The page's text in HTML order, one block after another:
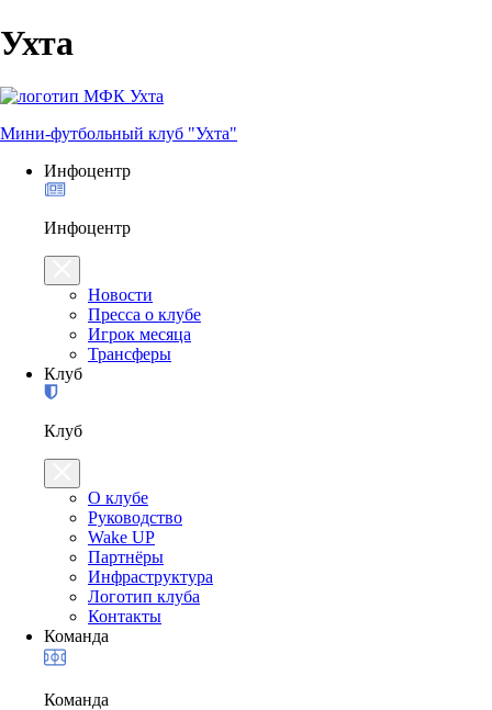
Ухта
Мини-футбольный клуб "Ухта"
Инфоцентр
Инфоцентр
Новости
Пресса о клубе
Игрок месяца
Трансферы
Клуб
Клуб
О клубе
Руководство
Wake UP
Партнёры
Инфраструктура
Логотип клуба
Контакты
Команда
Команда